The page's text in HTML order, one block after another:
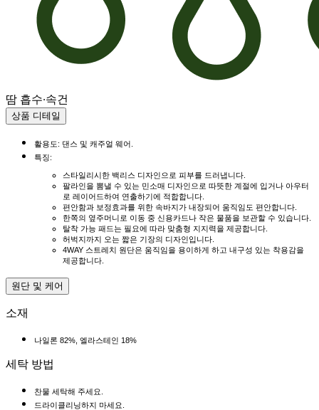
땀 흡수·속건
상품 디테일
활용도: 댄스 및 캐주얼 웨어.
특징:
스타일리시한 백리스 디자인으로 피부를 드러냅니다.
팔라인을 뽐낼 수 있는 민소매 디자인으로 따뜻한 계절에 입거나 아우터
로 레이어드하여 연출하기에 적합합니다.
편안함과 보정효과를 위한 속바지가 내장되어 움직임도 편안합니다.
한쪽의 옆주머니로 이동 중 신용카드나 작은 물품을 보관할 수 있습니다.
탈착 가능 패드는 필요에 따라 맞춤형 지지력을 제공합니다.
허벅지까지 오는 짧은 기장의 디자인입니다.
4WAY 스트레치 원단은 움직임을 용이하게 하고 내구성 있는 착용감을
제공합니다.
원단 및 케어
소재
나일론 82%, 엘라스테인 18%
세탁 방법
찬물 세탁해 주세요.
드라이클리닝하지 마세요.